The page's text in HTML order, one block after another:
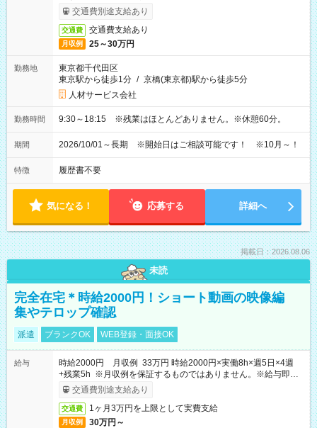
交通費別途支給あり
交通費 交通費支給あり
月収例 25～30万円
勤務地
東京都千代田区
東京駅から徒歩1分 / 京橋(東京都)駅から徒歩5分
人材サービス会社
勤務時間 9:30～18:15 ※残業はほとんどありません。※休憩60分。
期間 2026/10/01～長期 ※開始日はご相談可能です！ ※10月～！
特徴 履歴書不要
気になる！ 応募する 詳細へ
掲載日：2026.08.06
未読
完全在宅＊時給2000円！ショート動画の映像編
集やテロップ確認
派遣 ブランクOK WEB登録・面接OK
給与
時給2000円 月収例 33万円 時給2000円×実働8h×週5日×4週
+残業5h ※月収例を保証するものではありません。※給与即受
取りサービス利用可（利用条件有）
交通費別途支給あり
交通費 1ヶ月3万円を上限として実費支給
月収例 30万円～